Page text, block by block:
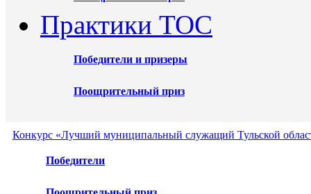
Практики ТОС
Победители и призеры
Поощрительный приз
Конкурс «Лучший муниципальный служащий Тульской
Победители